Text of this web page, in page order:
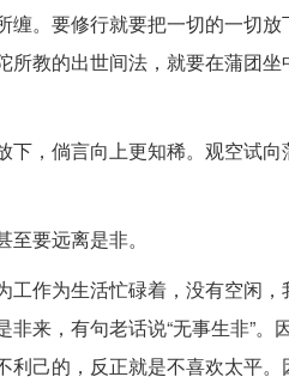
。要修行就要把一切的一切放
所教的出世间法，就要在蒲团坐
下，倘言向上更知稀。观空试向
要远离是非。
工作为生活忙碌着，没有空闲，
来，有句老话说“无事生非”。
利己的，反正就是不喜欢太平。